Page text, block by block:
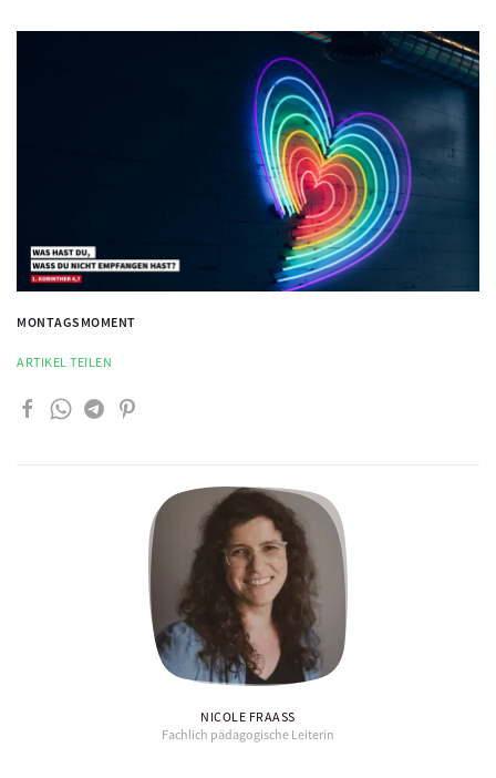
MONTAGSMOMENT
ARTIKEL TEILEN
NICOLE FRAASS
Fachlich pädagogische Leiterin